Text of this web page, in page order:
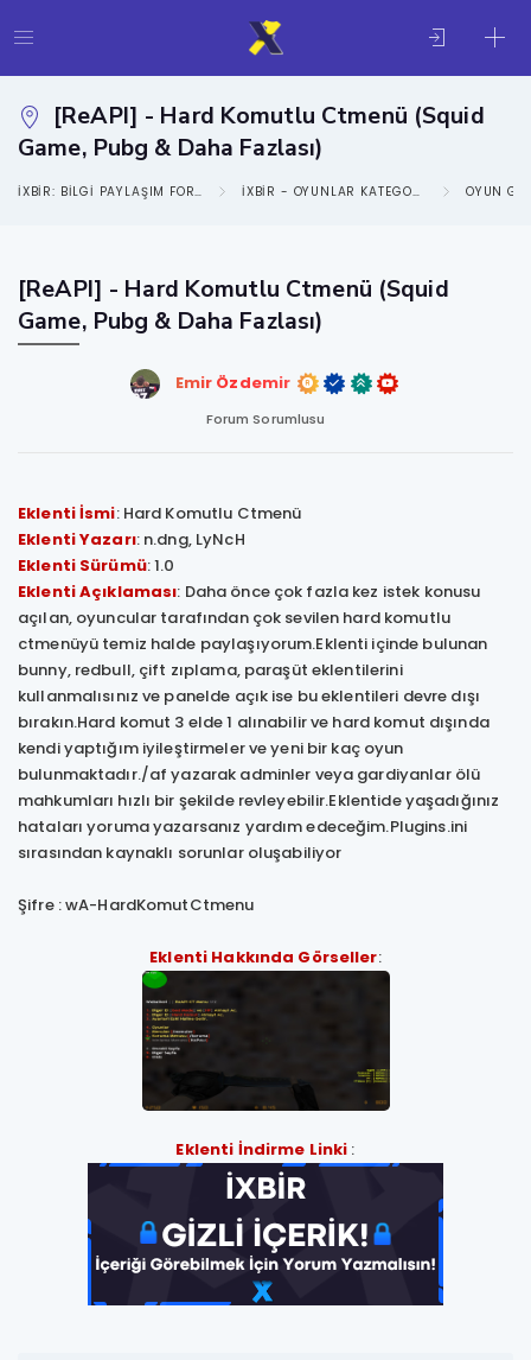
[ReAPI] - Hard Komutlu Ctmenü (Squid
Game, Pubg & Daha Fazlası)
IXBIR: BILGI PAYLAŞIM FORUMU IXBIR - OYUNLAR KATEGORISI OYUN
[ReAPI] - Hard Komutlu Ctmenü (Squid
Game, Pubg & Daha Fazlası)
Emir Özdemir
Forum Sorumlusu
Eklenti İsmi: Hard Komutlu Ctmenü
Eklenti Yazarı: n.dng, LyNcH
Eklenti Sürümü: 1.0
Eklenti Açıklaması: Daha önce çok fazla kez istek konusu
açılan, oyuncular tarafından çok sevilen hard komutlu
ctmenüyü temiz halde paylaşıyorum.Eklenti içinde bulunan
bunny, redbull, çift zıplama, paraşüt eklentilerini
kullanmalısınız ve panelde açık ise bu eklentileri devre dışı
bırakın.Hard komut 3 elde 1 alınabilir ve hard komut dışında
kendi yaptığım iyileştirmeler ve yeni bir kaç oyun
bulunmaktadır./af yazarak adminler veya gardiyanlar ölü
mahkumları hızlı bir şekilde revleyebilir.Eklentide yaşadığınız
hataları yoruma yazarsanız yardım edeceğim.Plugins.ini
sırasından kaynaklı sorunlar oluşabiliyor
Şifre : wA-HardKomutCtmenu
Eklenti Hakkında Görseller:
Eklenti İndirme Linki :